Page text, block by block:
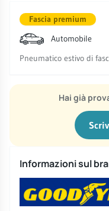
Fascia premium
Automobile
Pneumatico estivo di
Hai già
Informazioni sul